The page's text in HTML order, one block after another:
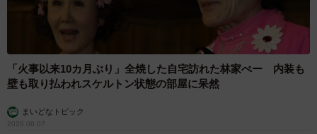
「火事以来10カ月ぶり」全焼した自宅訪れた林家ぺー 内装も
壁も取り払われスケルトン状態の部屋に呆然
まいどなトピック
2026.08.07